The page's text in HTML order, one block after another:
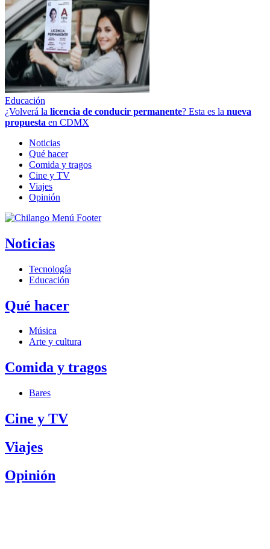
Educación
¿Volverá la licencia de conducir permanente? Esta es la nueva
propuesta en CDMX
Noticias
Qué hacer
Comida y tragos
Cine y TV
Viajes
Opinión
Noticias
Tecnología
Educación
Qué hacer
Música
Arte y cultura
Comida y tragos
Bares
Cine y TV
Viajes
Opinión